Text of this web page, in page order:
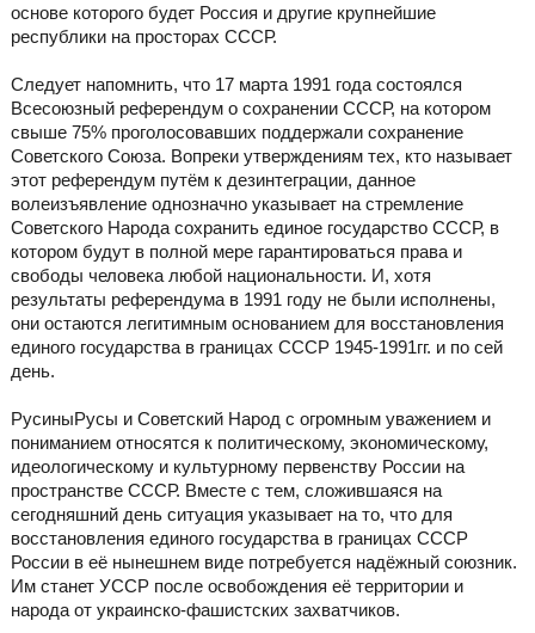
основе которого будет Россия и другие крупнейшие
республики на просторах СССР.
Следует напомнить, что 17 марта 1991 года состоялся
Всесоюзный референдум о сохранении СССР, на котором
свыше 75% проголосовавших поддержали сохранение
Советского Союза. Вопреки утверждениям тех, кто называет
этот референдум путём к дезинтеграции, данное
волеизъявление однозначно указывает на стремление
Советского Народа сохранить единое государство СССР, в
котором будут в полной мере гарантироваться права и
свободы человека любой национальности. И, хотя
результаты референдума в 1991 году не были исполнены,
они остаются легитимным основанием для восстановления
единого государства в границах СССР 1945-1991гг. и по сей
день.
РусиныРусы и Советский Народ с огромным уважением и
пониманием относятся к политическому, экономическому,
идеологическому и культурному первенству России на
пространстве СССР. Вместе с тем, сложившаяся на
сегодняшний день ситуация указывает на то, что для
восстановления единого государства в границах СССР
России в её нынешнем виде потребуется надёжный союзник.
Им станет УССР после освобождения её территории и
народа от украинско-фашистских захватчиков.